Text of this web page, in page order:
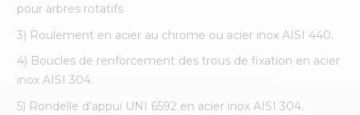
pour arbres rotatifs.
3) Roulement en acier au chrome ou acier inox AISI 440.
4) Boucles de renforcement des trous de fixation en acier
inox AISI 304.
5) Rondelle d’appui UNI 6592 en acier inox AISI 304.